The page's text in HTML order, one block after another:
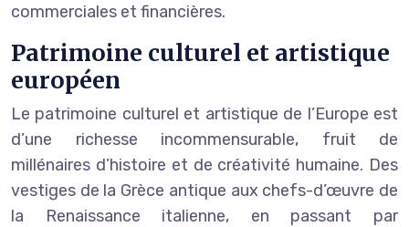
commerciales et financières.
Patrimoine culturel et artistique
européen
Le patrimoine culturel et artistique de l’Europe est
d’une richesse incommensurable, fruit de
millénaires d’histoire et de créativité humaine. Des
vestiges de la Grèce antique aux chefs-d’œuvre de
la Renaissance italienne, en passant par